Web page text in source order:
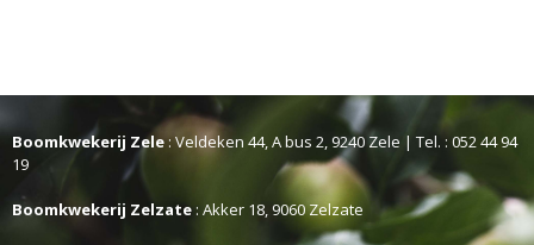
Boomkwekerij Zele: Veldeken 44, A bus 2, 9240 Zele | Tel. : 052 44 94
19
Boomkwekerij Zelzate : Akker 18, 9060 Zelzate